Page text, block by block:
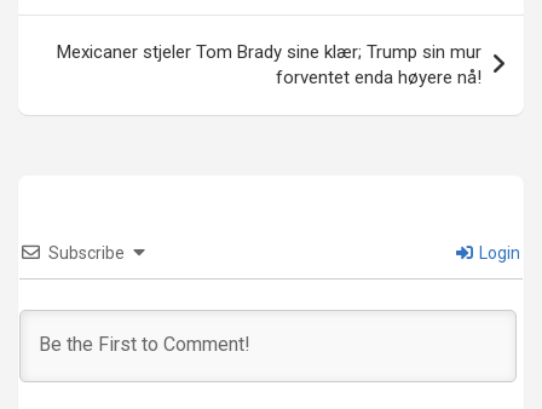
Mexicaner stjeler Tom Brady sine klær; Trump sin mur
forventet enda høyere nå!
Subscribe Login